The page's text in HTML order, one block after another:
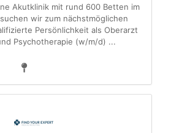
Akutklinik mit rund 600 Betten im
wir zum nächstmöglichen
Persönlichkeit als Oberarzt
Psychotherapie (w/m/d) ...